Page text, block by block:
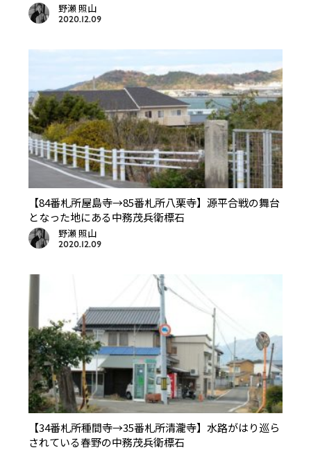
野瀬 照山
2020.12.09
【84番札所屋島寺→85番札所八栗寺】源平合戦の舞台
となった地にある中務茂兵衛標石
野瀬 照山
2020.12.09
【34番札所種間寺→35番札所清瀧寺】水路がはり巡ら
されている春野の中務茂兵衛標石